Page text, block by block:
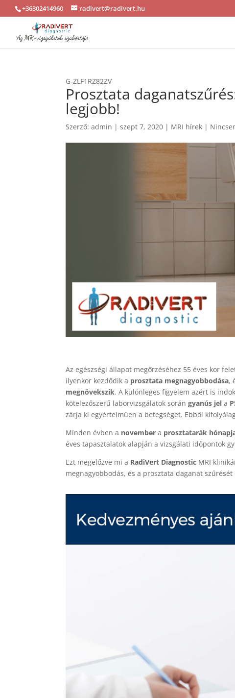
+36302414960 radivert@radivert.hu
G-ZLF1RZ82ZV
Prosztata
legjobb!
Szerző:admin |szept 7, 2020 | MRI hírek |
Az egészségi állapot megőrzéséhez 55 éves kor
ilyenkor kezdődik a prosztata megnagyobbodása,
megnövekszik. A különleges figyelem azért is
kötelezőszerű laborvizsgálatok sorángyanús jel a
zárja ki egyértelműen a betegséget. Ebből
Minden évben a november a prosztatarák
éves tapasztalatok alapján a vizsgálati időpontok
Ezt megelőzve mi a RadiVert Diagnostic MRI
megnagyobbodás, és a prosztata daganat szűrését